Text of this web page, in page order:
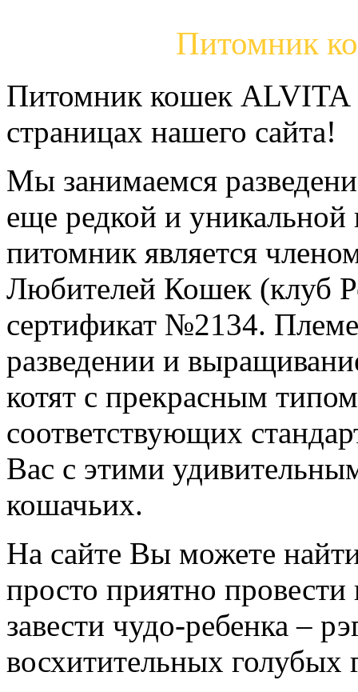
Питомник
Питомник кошек ALVITA
страницах нашего сайта!
Мы занимаемся
еще редкой и
питомник является
Любителей Кошек (клуб
сертификат №2134.
разведении и
котят с прекрасным
соответствующих
Вас с этими
кошачьих.
На сайте Вы можете
просто приятно
завести чудо-ребенка –
восхитительных голубых